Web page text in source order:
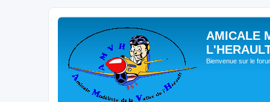
AMICALE
Bienvenue sur le